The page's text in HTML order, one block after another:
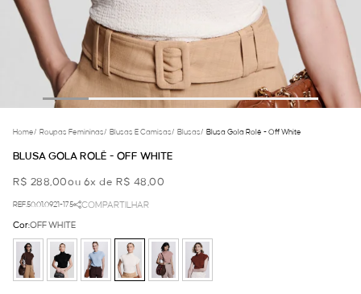
Home/ Roupas Femininas/ Blusas E Camisas/ Blusas/ Blusa Gola Rolê - Off White
BLUSA GOLA ROLÊ - OFF WHITE
R$ 288,00ou 6x de R$ 48,00
REF.50.01.0921-175 COMPARTILHAR
Cor:OFF WHITE